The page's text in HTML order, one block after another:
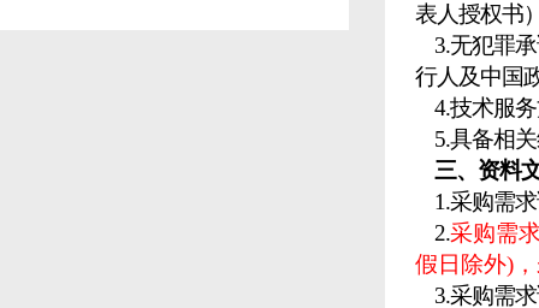
表人授权书
3.无犯罪承
行人及中国
4.技术服
5.具备相
三、资料
1.采购需
2.采购需
假日除外)
3.采购需